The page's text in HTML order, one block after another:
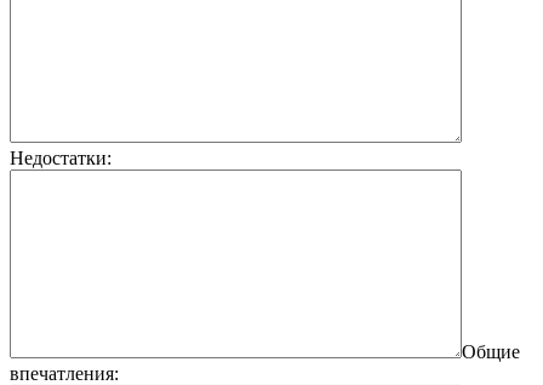
Недостатки:
Общие
впечатления: